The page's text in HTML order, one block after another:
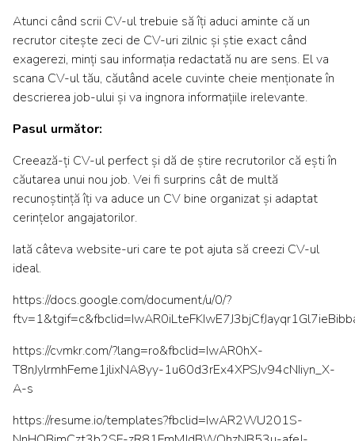
Atunci când scrii CV-ul trebuie să îți aduci aminte că un
recrutor citește zeci de CV-uri zilnic și știe exact când
exagerezi, minți sau informația redactată nu are sens. El va
scana CV-ul tău, căutând acele cuvinte cheie menționate în
descrierea job-ului și va ingnora informațiile irelevante.
Pasul următor:
Creează-ți CV-ul perfect și dă de știre recrutorilor că ești în
căutarea unui nou job. Vei fi surprins cât de multă
recunoștință îți va aduce un CV bine organizat și adaptat
cerințelor angajatorilor.
Iată câteva website-uri care te pot ajuta să creezi CV-ul
ideal.
https://docs.google.com/document/u/0/?
https://cvmkr.com/?lang=ro&fbclid=IwAR0hX-
T8nJylrmhFeme1jlixNA8yy-1u60d3rEx4XPSJv94cNIiyn_X-
A-s
https://resume.io/templates?fbclid=IwAR2WU201S-